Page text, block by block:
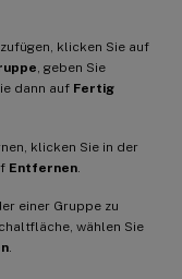
klicken Sie auf
, geben Sie
dann auf Fertig
klicken Sie in der
Entfernen.
einer Gruppe zu
wählen Sie
.